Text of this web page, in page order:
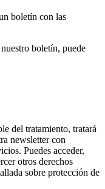
boletín con las
boletín, puede
del tratamiento, tratará
newsletter con
Puedes acceder,
otros derechos
sobre protección de